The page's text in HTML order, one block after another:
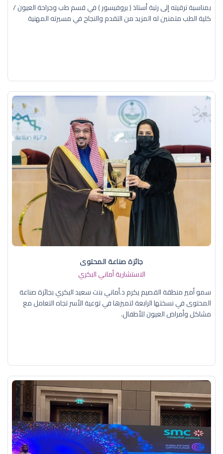
بمناسبة ترقيته إلى رتبة أستاذ ( بروفيسور ) في قسم طب وجراحة العيون /
كلية الطب متمنين له المزيد من التقدم والنجاح في مسيرته المهنية
جائزة صناعة المحتوى
الاستشارية أماني البكري
سمو أمير منطقة القصيم يكرم د.أماني بنت سعيد البكري بجائزة صناعة
المحتوى في نسختها الرابعة لتميزها في توعية الأسر تجاه التعامل مع
مشاكل وأمراض العيون للأطفال.